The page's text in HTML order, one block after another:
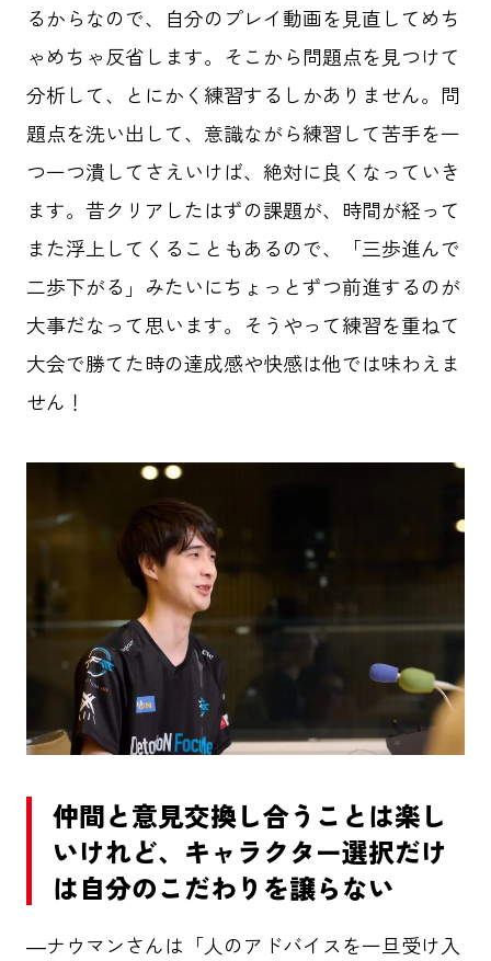
運営会社 プライバシーポリシー お問い合わせ
エンタメ
ヤクルトスワローズ 応援メシ
るからなので、自分のプレイ動画を見直してめち
ゃめちゃ反省します。そこから問題点を見つけて
分析して、とにかく練習するしかありません。問
題点を洗い出して、意識ながら練習して苦手を一
つ一つ潰してさえいけば、絶対に良くなっていき
ます。昔クリアしたはずの課題が、時間が経って
また浮上してくることもあるので、「三歩進んで
二歩下がる」みたいにちょっとずつ前進するのが
大事だなって思います。そうやって練習を重ねて
大会で勝てた時の達成感や快感は他では味わえま
せん！
仲間と意見交換し合うことは楽し
いけれど、キャラクター選択だけ
は自分のこだわりを譲らない
―ナウマンさんは「人のアドバイスを一旦受け入